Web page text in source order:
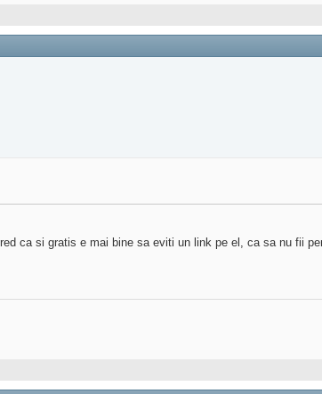
ca si gratis e mai bine sa eviti un link pe el, ca sa nu fii